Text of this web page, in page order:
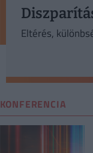
Eltérés,
KONFERENCIA